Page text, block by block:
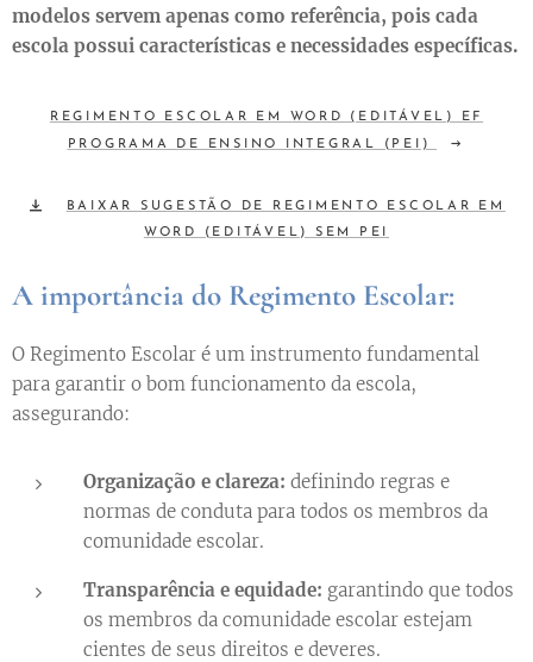
modelos servem apenas como referência, pois cada
escola possui características e necessidades específicas.
REGIMENTO ESCOLAR EM WORD (EDITÁVEL) EF
PROGRAMA DE ENSINO INTEGRAL (PEI)
BAIXAR SUGESTÃO DE REGIMENTO ESCOLAR EM
WORD (EDITÁVEL) SEM PEI
A importância do Regimento Escolar:
O Regimento Escolar é um instrumento fundamental
para garantir o bom funcionamento da escola,
assegurando:
Organização e clareza: definindo regras e
normas de conduta para todos os membros da
comunidade escolar.
Transparência e equidade: garantindo que todos
os membros da comunidade escolar estejam
cientes de seus direitos e deveres.